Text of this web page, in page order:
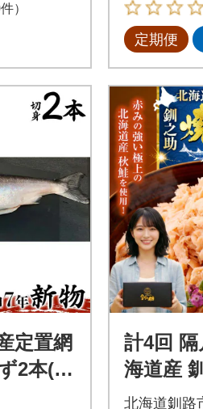
）
定期便
定置網
2本(切
ズ 切
計4回
海道産
手ほぐ
北海道釧路